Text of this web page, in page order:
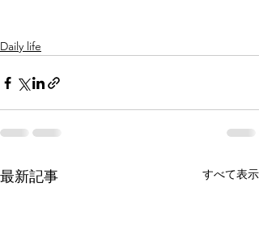
Daily life
最新記事 すべて表示